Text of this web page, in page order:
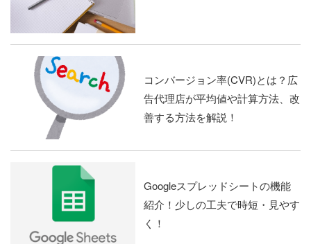
コンバージョン率(CVR)とは？広
告代理店が平均値や計算方法、改
善する方法を解説！
Googleスプレッドシートの機能
紹介！少しの工夫で時短・見やす
く！